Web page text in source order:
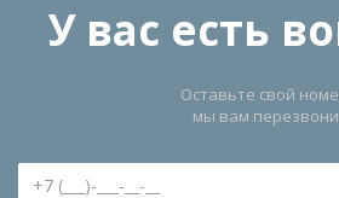
У вас есть
Оставьте свой
мы вам